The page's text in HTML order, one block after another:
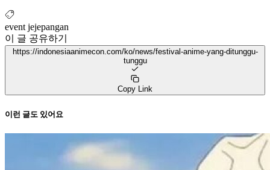
event jejepangan
이 글 공유하기
https://indonesiaanimecon.com/ko/news/festival-anime-yang-ditunggu-
tunggu
Copy Link
이런 글도 있어요